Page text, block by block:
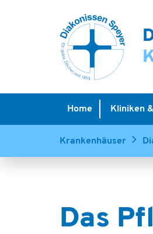
Home Kliniken
Krankenhäuser
Das